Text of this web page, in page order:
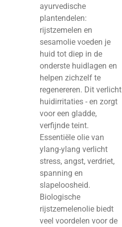
ayurvedische
plantendelen:
rijstzemelen en
sesamolie voeden je
huid tot diep in de
onderste huidlagen en
helpen zichzelf te
regenereren. Dit verlicht
huidirritaties - en zorgt
voor een gladde,
verfijnde teint.
Essentiële olie van
ylang-ylang verlicht
stress, angst, verdriet,
spanning en
slapeloosheid.
Biologische
rijstzemelenolie biedt
veel voordelen voor de